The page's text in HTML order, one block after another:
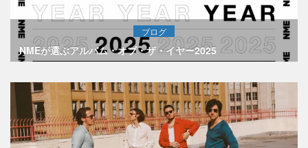
ブログ
NMEが選ぶアルバム・オブ・ザ・イヤー2025